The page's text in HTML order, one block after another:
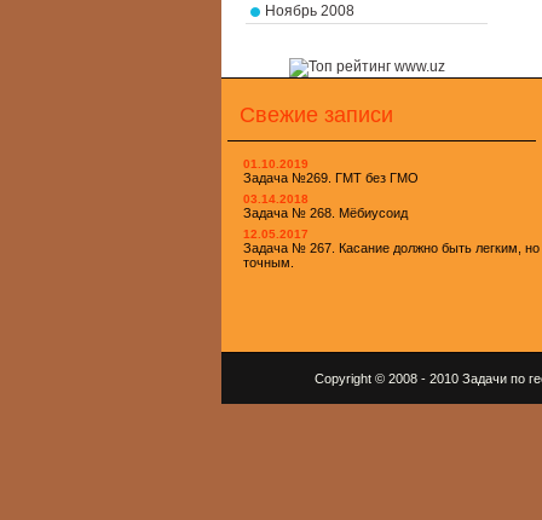
Ноябрь 2008
Свежие записи
01.10.2019
Задача №269. ГМТ без ГМО
03.14.2018
Задача № 268. Мёбиусоид
12.05.2017
Задача № 267. Касание должно быть легким, но
точным.
Copyright © 2008 - 2010 Задачи по